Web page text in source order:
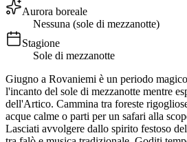
Aurora boreale
Nessuna (sole di mezzanotte)
Stagione
Sole di mezzanotte
Giugno a Rovaniemi è un periodo
l'incanto del sole di mezzanotte mentre
dell'Artico. Cammina tra foreste
acque calme o parti per un safari alla
Lasciati avvolgere dallo spirito festoso